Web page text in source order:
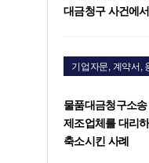
대금청구 사건에
물품대금청구소
제조업체를 대리
축소시킨 사례